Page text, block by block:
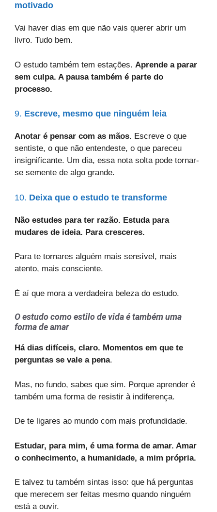
motivado
Vai haver dias em que não vais querer abrir um
livro. Tudo bem.
O estudo também tem estações. Aprende a parar
sem culpa. A pausa também é parte do
processo.
9. Escreve, mesmo que ninguém leia
Anotar é pensar com as mãos. Escreve o que
sentiste, o que não entendeste, o que pareceu
insignificante. Um dia, essa nota solta pode tornar-
se semente de algo grande.
10. Deixa que o estudo te transforme
Não estudes para ter razão. Estuda para
mudares de ideia. Para cresceres.
Para te tornares alguém mais sensível, mais
atento, mais consciente.
É aí que mora a verdadeira beleza do estudo.
O estudo como estilo de vida é também uma
forma de amar
Há dias difíceis, claro. Momentos em que te
perguntas se vale a pena.
Mas, no fundo, sabes que sim. Porque aprender é
também uma forma de resistir à indiferença.
De te ligares ao mundo com mais profundidade.
Estudar, para mim, é uma forma de amar. Amar
o conhecimento, a humanidade, a mim própria.
E talvez tu também sintas isso: que há perguntas
que merecem ser feitas mesmo quando ninguém
está a ouvir.